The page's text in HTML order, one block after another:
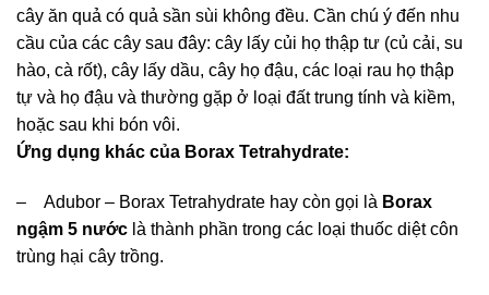
cây ăn quả có quả sần sùi không đều. Cần chú ý đến nhu
cầu của các cây sau đây: cây lấy củi họ thập tư (củ cải, su
hào, cà rốt), cây lấy dầu, cây họ đậu, các loại rau họ thập
tự và họ đậu và thường gặp ở loại đất trung tính và kiềm,
hoặc sau khi bón vôi.
Ứng dụng khác của Borax Tetrahydrate:
– Adubor – Borax Tetrahydrate hay còn gọi là Borax
ngậm 5 nước là thành phần trong các loại thuốc diệt côn
trùng hại cây trồng.